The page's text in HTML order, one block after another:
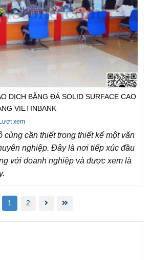
DỊCH BẰNG ĐÁ SOLID SURFACE CAO
VIETINBANK
xem
cần thiết trong thiết kế một văn
nghiệp. Đây là nơi tiếp xúc đầu
với doanh nghiệp và được xem là
1 2